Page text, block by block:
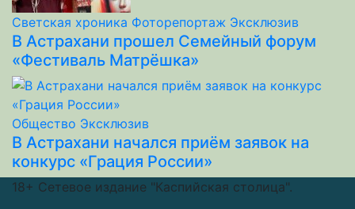
Светская хроника Фоторепортаж Эксклюзив
В Астрахани прошел Семейный форум
«Фестиваль Матрёшка»
Общество Эксклюзив
В Астрахани начался приём заявок на
конкурс «Грация России»
18+ Сетевое издание "Каспийская столица".